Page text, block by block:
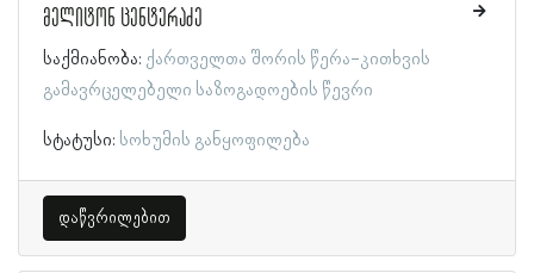
მელიტონ ცენტერაძე
საქმიანობა: ქართველთა შორის წერა-კითხვის
გამავრცელებელი საზოგადოების წევრი
სტატუსი: სოხუმის განყოფილება
დაწვრილებით